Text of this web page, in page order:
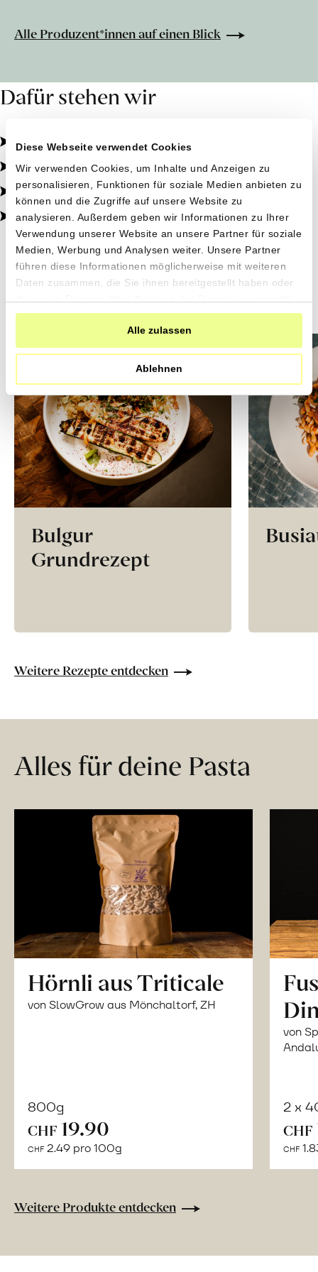
Diese Webseite verwendet Cookies
Wir verwenden Cookies, um Inhalte und Anzeigen zu
personalisieren, Funktionen für soziale Medien anbieten zu
können und die Zugriffe auf unsere Website zu
analysieren. Außerdem geben wir Informationen zu Ihrer
Verwendung unserer Website an unsere Partner für soziale
Medien, Werbung und Analysen weiter. Unsere Partner
führen diese Informationen möglicherweise mit weiteren
Daten zusammen, die Sie ihnen bereitgestellt haben oder
haben.
Alle zulassen
Ablehnen
Alle Produzent*innen auf einen Blick
Dafür stehen wir
Pestizidfrei angebaut, schonend verarbeitet.
Natürliche Zutaten, echter Geschmack.
Von kleinen Höfen, direkt zu dir.
100% transparent, 0% Zusatzstoffe.
Saisonale Inspirationen
Bulgur
Grundrezept
Weitere Rezepte entdecken
Alles für deine Pasta
Hörnli aus Triticale
von SlowGrow aus Mönchaltorf, ZH
800g
CHF 19.90
CHF 2.49 pro 100g
von
2 x
CHF
CHF
Weitere Produkte entdecken
Verpasse keine
Sammelbestellung!
Willst du benachrichtigt werden, wenn
wir eine Sammelbestellung machen
und mehr erfahren über die
Produzent*innen und ihre einzigartigen
Produkte?
Jetzt Newsletter abonnieren